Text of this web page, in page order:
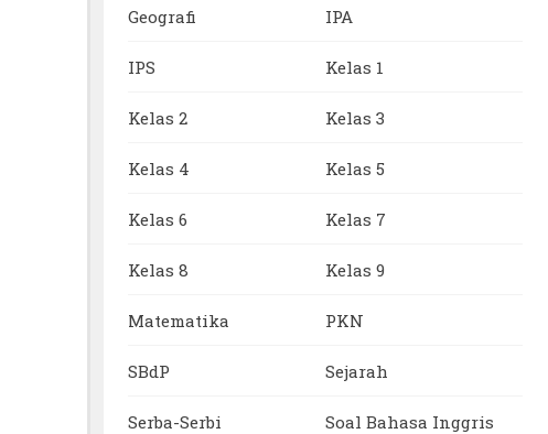
Geografi IPA
IPS Kelas 1
Kelas 2 Kelas 3
Kelas 4 Kelas 5
Kelas 6 Kelas 7
Kelas 8 Kelas 9
Matematika PKN
SBdP Sejarah
Serba-Serbi Soal Bahasa Inggris